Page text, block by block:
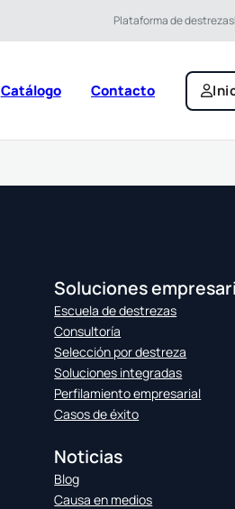
Plataforma de destrezas
Catálogo Contacto
Soluciones
Escuela de destrezas
Consultoría
Selección por destreza
Soluciones integradas
Perfilamiento empresarial
Casos de éxito
Noticias
Blog
Causa en medios